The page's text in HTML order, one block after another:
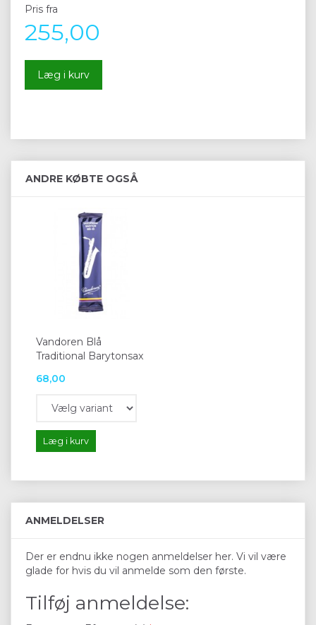
Pris fra
255,00
Læg i kurv
ANDRE KØBTE OGSÅ
Vandoren Blå
Traditional Barytonsax
68,00
Læg i kurv
ANMELDELSER
Der er endnu ikke nogen anmeldelser her. Vi vil være
glade for hvis du vil anmelde som den første.
Tilføj anmeldelse: